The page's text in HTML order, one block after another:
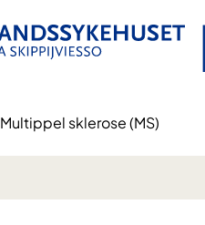
Multippel sklerose (MS)